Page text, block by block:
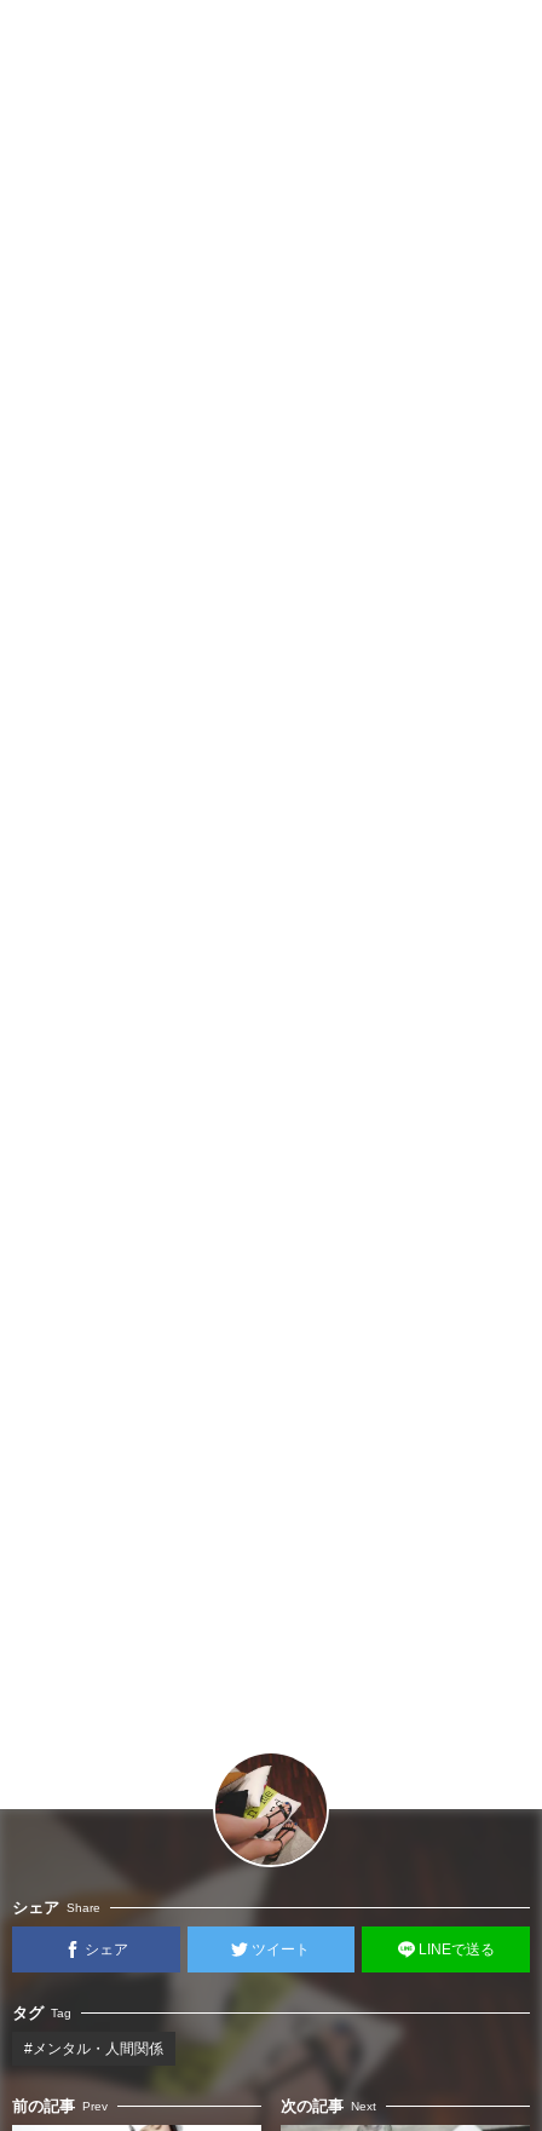
シェア Share
シェア ツイート LINEで送る
タグ Tag
#メンタル・人間関係
前の記事 Prev 次の記事 Next